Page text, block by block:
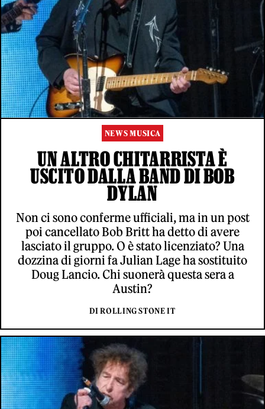
NEWS MUSICA
UN ALTRO CHITARRISTA È
USCITO DALLA BAND DI BOB
DYLAN
Non ci sono conferme ufficiali, ma in un post
poi cancellato Bob Britt ha detto di avere
lasciato il gruppo. O è stato licenziato? Una
dozzina di giorni fa Julian Lage ha sostituito
Doug Lancio. Chi suonerà questa sera a
Austin?
DI ROLLING STONE IT